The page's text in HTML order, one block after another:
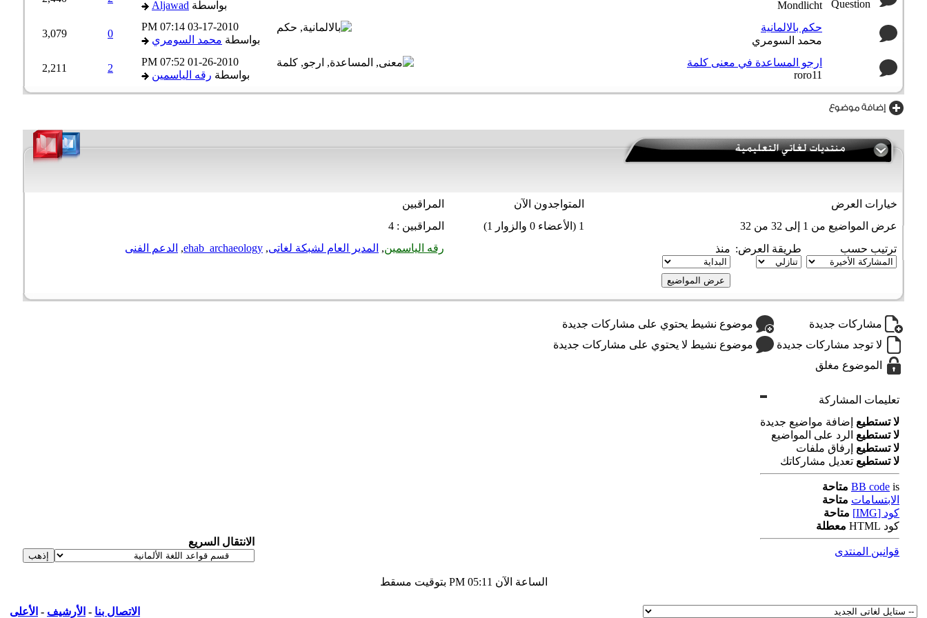
Mondlicht بواسطة Aljawad
حكم بالالمانية
محمد السومري
03-17-2010
07:14 PM
بواسطة محمد السومري
0
3,079
ارجو المساعدة في معنى كلمة
roro11
01-26-2010
07:52 PM
بواسطة رقه الياسمين
2
2,211
خيارات العرض المتواجدون الآن
المراقبين
عرض المواضيع من 1 إلى 32 من 32
1 (الأعضاء 0 والزوار 1)
المراقبين : 4
ترتيب حسب
طريقة العرض: منذ رقه الياسمين, المدير العام لشبكة لغاتى,
ehab_archaeology
, الدعم الفنى
مشاركات جديدة
موضوع نشيط يحتوي على مشاركات جديدة
لا توجد مشاركات جديدة
موضوع نشيط لا يحتوي على مشاركات جديدة
الموضوع مغلق
تعليمات المشاركة
لا تستطيع إضافة مواضيع جديدة
لا تستطيع الرد على المواضيع
لا تستطيع إرفاق ملفات
لا تستطيع تعديل مشاركاتك
BB code is
متاحة
الابتسامات متاحة
كود [IMG]
متاحة
كود HTML
معطلة
قوانين المنتدى
الانتقال السريع
الساعة الآن 05:11 PM بتوقيت مسقط
الاتصال بنا - الأرشيف - الأعلى